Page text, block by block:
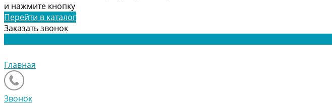
и нажмите кнопку
Перейти в каталог
Заказать звонок
Главная
Звонок